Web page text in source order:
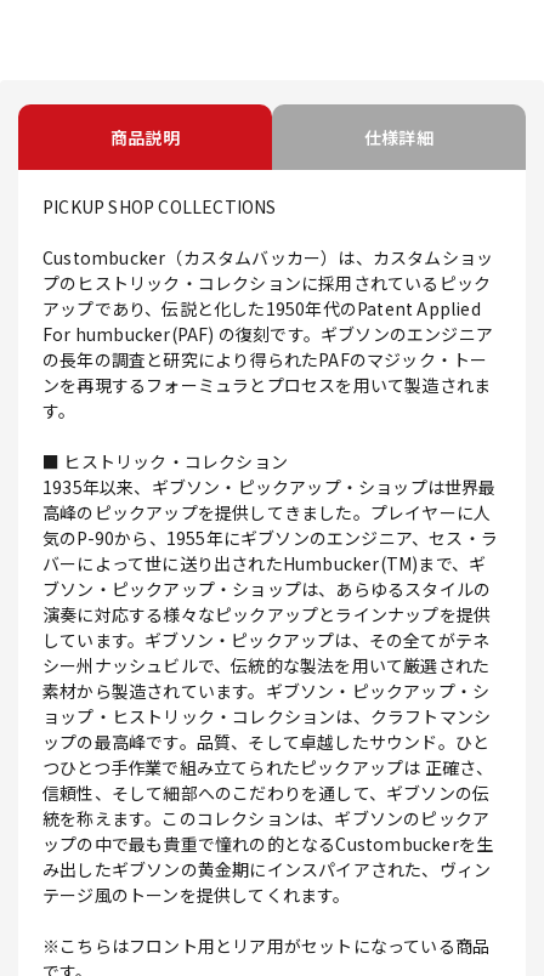
商品説明 仕様詳細
PICKUP SHOP COLLECTIONS
Custombucker（カスタムバッカー）は、カスタムショッ
プのヒストリック・コレクションに採用されているピック
アップであり、伝説と化した1950年代のPatent Applied
For humbucker(PAF) の復刻です。ギブソンのエンジニア
の長年の調査と研究により得られたPAFのマジック・トー
ンを再現するフォーミュラとプロセスを用いて製造されま
す。
■ ヒストリック・コレクション
1935年以来、ギブソン・ピックアップ・ショップは世界最
高峰のピックアップを提供してきました。プレイヤーに人
気のP-90から、1955年にギブソンのエンジニア、セス・ラ
バーによって世に送り出されたHumbucker(TM)まで、ギ
ブソン・ピックアップ・ショップは、あらゆるスタイルの
演奏に対応する様々なピックアップとラインナップを提供
しています。ギブソン・ピックアップは、その全てがテネ
シー州ナッシュビルで、伝統的な製法を用いて厳選された
素材から製造されています。ギブソン・ピックアップ・シ
ョップ・ヒストリック・コレクションは、クラフトマンシ
ップの最高峰です。品質、そして卓越したサウンド。ひと
つひとつ手作業で組み立てられたピックアップは 正確さ、
信頼性、そして細部へのこだわりを通して、ギブソンの伝
統を称えます。このコレクションは、ギブソンのピックア
ップの中で最も貴重で憧れの的となるCustombuckerを生
み出したギブソンの黄金期にインスパイアされた、ヴィン
テージ風のトーンを提供してくれます。
※こちらはフロント用とリア用がセットになっている商品